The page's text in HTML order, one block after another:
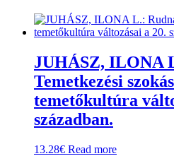
JUHÁSZ, ILONA
Temetkezési
temetőkultúra
században.
13.28€ Read more